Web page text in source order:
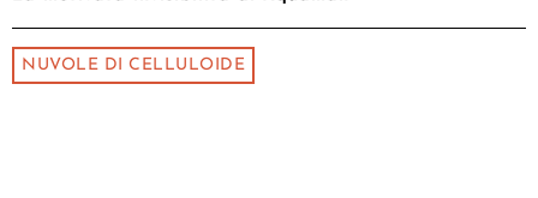
NUVOLE DI CELLULOIDE